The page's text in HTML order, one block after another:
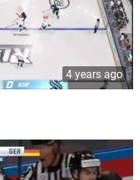
4 years ago